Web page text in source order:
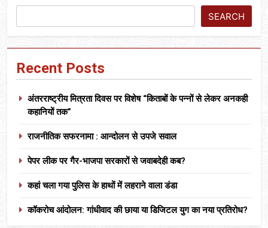
SEARCH
Recent Posts
अंतरराष्ट्रीय मित्रता दिवस पर विशेष “किताबों के पन्नों से लेकर अनकही
कहानियों तक”
राजनीतिक सफरनामा : आन्दोलन से उपजे सवाल
पेपर लीक पर गैर-भाजपा सरकारों से जवाबदेही कब?
कहां चला गया पुलिस के हाथों में लहराने वाला डंडा
कॉकरोच आंदोलन: गांधीवाद की छाया या डिजिटल युग का नया प्रतिरोध?